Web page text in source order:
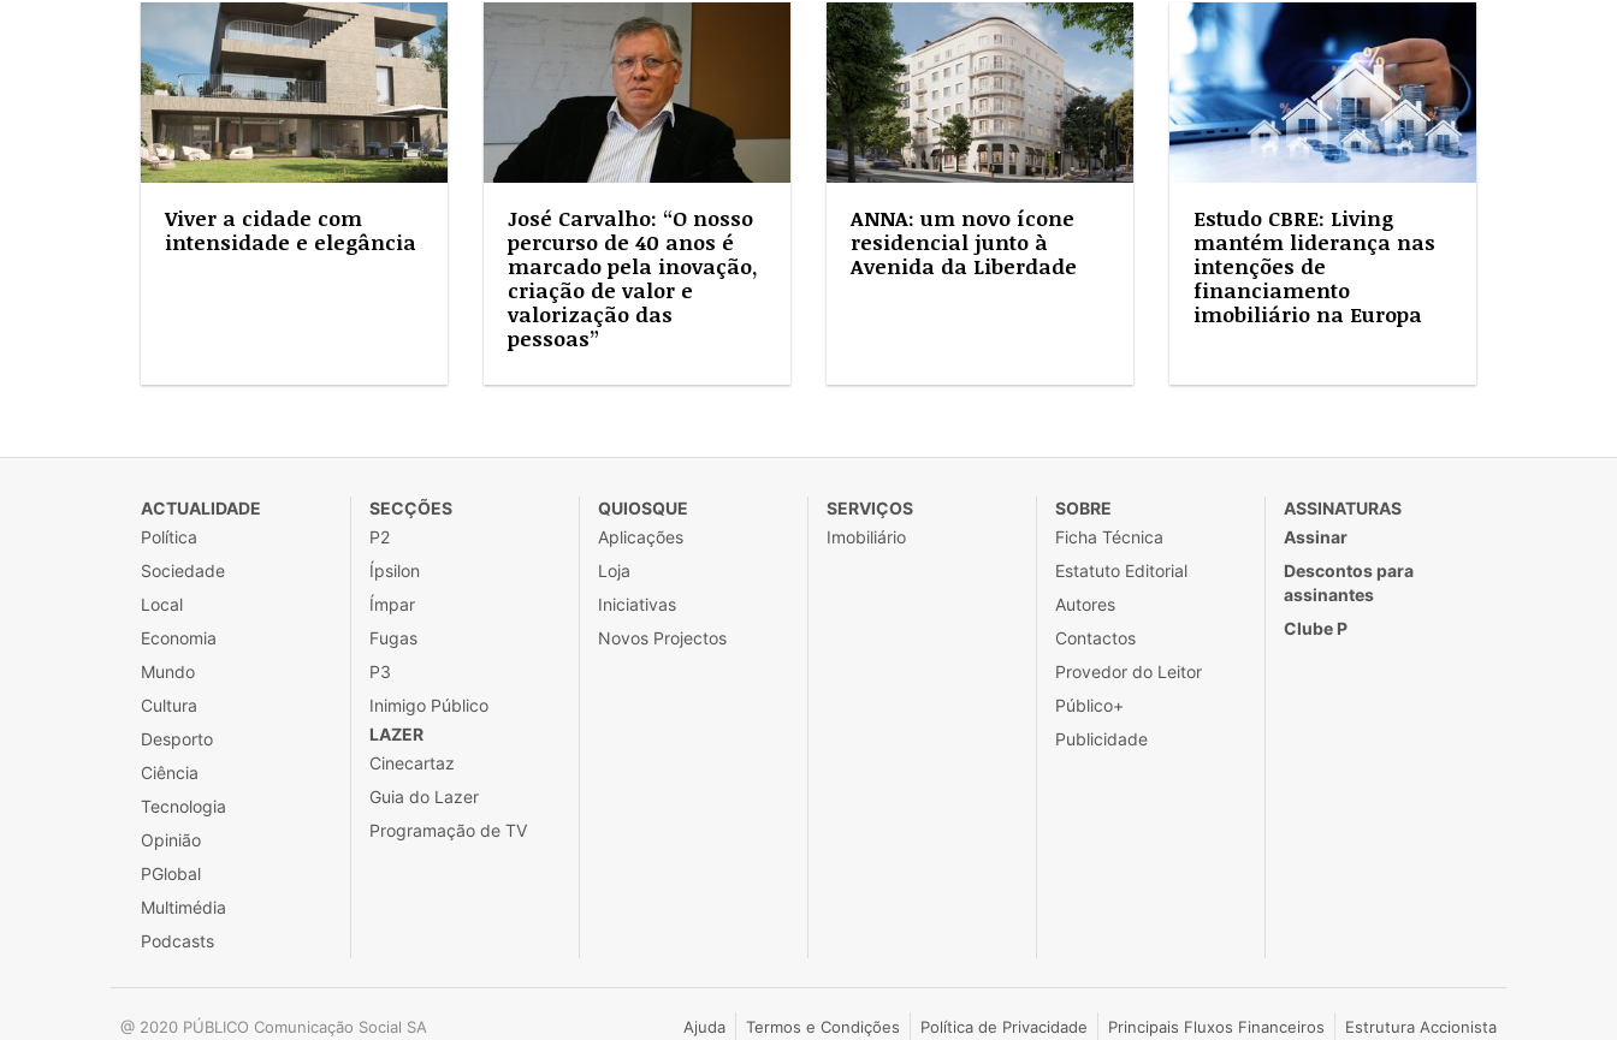
Viver a cidade com
intensidade e elegância
José Carvalho: “O nosso
percurso de 40 anos é
marcado pela inovação,
criação de valor e
valorização das
pessoas”
ANNA: um novo ícone
residencial junto à
Avenida da Liberdade
Estudo CBRE: Living
mantém liderança nas
intenções de
financiamento
imobiliário na Europa
ACTUALIDADE
Política
Sociedade
Local
Economia
Mundo
Cultura
Desporto
Ciência
Tecnologia
Opinião
PGlobal
Multimédia
Podcasts
SECÇÕES
P2
Ípsilon
Ímpar
Fugas
P3
Inimigo Público
LAZER
Cinecartaz
Guia do Lazer
Programação de TV
QUIOSQUE
Aplicações
Loja
Iniciativas
Novos Projectos
SERVIÇOS
Imobiliário
SOBRE
Ficha Técnica
Estatuto Editorial
Autores
Contactos
Provedor do Leitor
Público+
Publicidade
ASSINATURAS
Assinar
Descontos para
assinantes
Clube P
@ 2020 PÚBLICO Comunicação Social SA Ajuda Termos e Condições Política de Privacidade Principais Fluxos Financeiros Estrutura Accionista